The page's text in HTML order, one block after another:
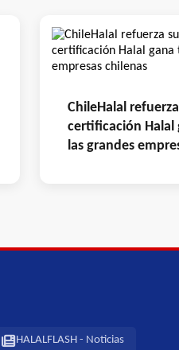
ChileHalal
certificación Halal
las grandes
HALALFLASH - Noticias